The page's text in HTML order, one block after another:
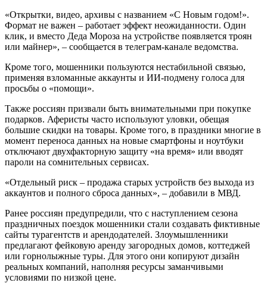
«Открытки, видео, архивы с названием «С Новым годом!».
Формат не важен – работает эффект неожиданности. Один
клик, и вместо Деда Мороза на устройстве появляется троян
или майнер», – сообщается в телеграм-канале ведомства.
Кроме того, мошенники пользуются нестабильной связью,
применяя взломанные аккаунты и ИИ-подмену голоса для
просьбы о «помощи».
Также россиян призвали быть внимательными при покупке
подарков. Аферисты часто используют уловки, обещая
большие скидки на товары. Кроме того, в праздники многие в
момент переноса данных на новые смартфоны и ноутбуки
отключают двухфакторную защиту «на время» или вводят
пароли на сомнительных сервисах.
«Отдельный риск – продажа старых устройств без выхода из
аккаунтов и полного сброса данных», – добавили в МВД.
Ранее россиян предупредили, что с наступлением сезона
праздничных поездок мошенники стали создавать фиктивные
сайты турагентств и арендодателей. Злоумышленники
предлагают фейковую аренду загородных домов, коттеджей
или горнолыжные туры. Для этого они копируют дизайн
реальных компаний, наполняя ресурсы заманчивыми
условиями по низкой цене.